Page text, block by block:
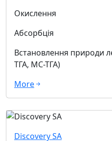
Окислення
Абсорбція
Встановлення природи
ТГА, МС-ТГА)
More
Discovery SA